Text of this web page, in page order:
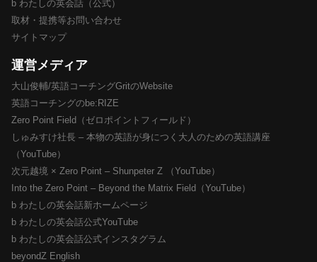
b わたしの英会話（公式）
取材・提携等お問い合わせ
サイトマップ
運営メディア
大山俊輔/英語コーチングGritのWebsite
英語コーチングのbe:RIZE
Zero Point Field（ゼロポイントフィールド）
しゅみすけ社長 – 本物の英語が身につく大人のための英語講座
（YouTube）
次元越境 × Zero Point – Shunpeter Z （YouTube）
Into the Zero Point – Beyond the Matrix Field（YouTube）
b わたしの英会話新ホームページ
b わたしの英会話公式YouTube
b わたしの英会話公式インスタグラム
beyondZ English